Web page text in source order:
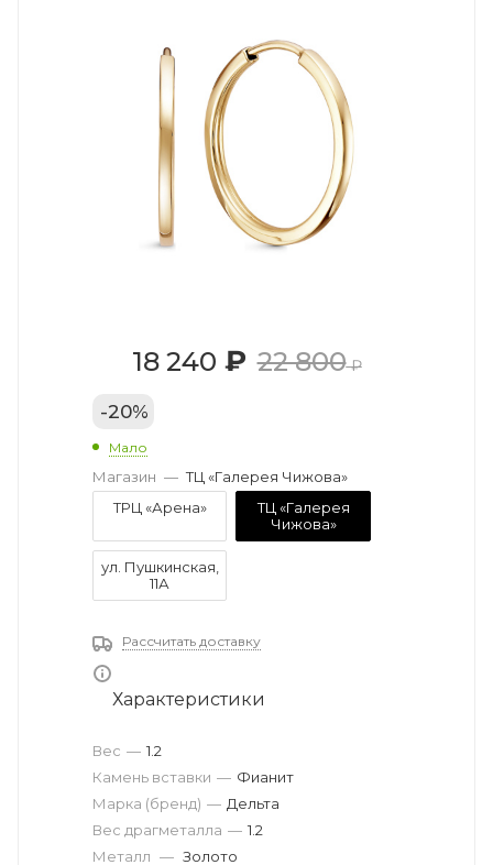
18 240 ₽ 22 800₽
-20%
Мало
Магазин — ТЦ «Галерея Чижова»
ТРЦ «Арена»
ТЦ «Галерея
Чижова»
ул. Пушкинская,
11А
Рассчитать доставку
Характеристики
Вес драгметалла — 1.2
Марка (бренд) — Дельта
Вес — 1.2
Камень вставки — Фианит
Металл — Золото